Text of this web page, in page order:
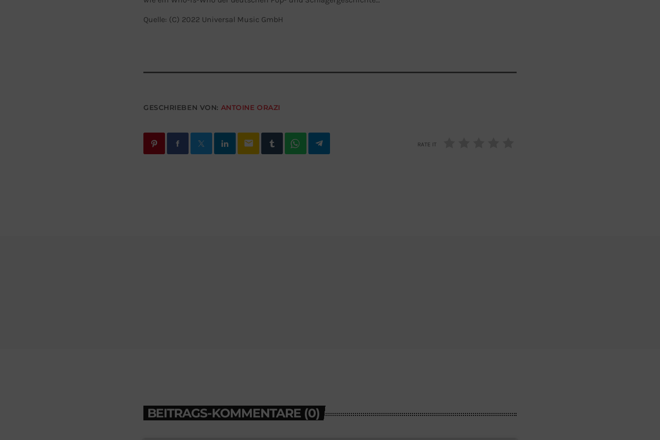
Quelle: (C) 2022 Universal Music GmbH
GESCHRIEBEN VON: ANTOINE ORAZI
email RATE IT
BEITRAGS-KOMMENTARE (0)